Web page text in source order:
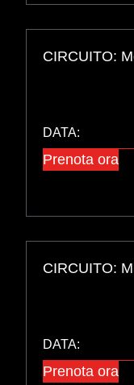
CIRCUITO:
DATA:
Prenota ora
CIRCUITO:
DATA:
Prenota ora